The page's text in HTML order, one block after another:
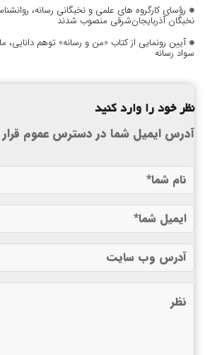
رؤسای کارگروه های علمی و نخبگانی رسانه،
نخبگان آذربایجان‌شرقی منصوب شدند
آیین رونمایی از کتاب «من و رسانه» توهم دانایی،
سواد رسانه
نظر خود را وارد کنید
آدرس ایمیل شما در دسترس عموم قرار